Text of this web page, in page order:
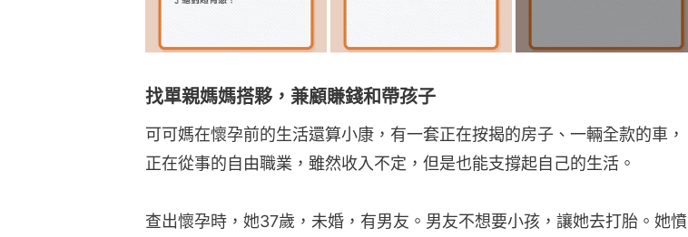
找單親媽媽搭夥，兼顧賺錢和帶孩子
可可媽在懷孕前的生活還算小康，有一套正在按揭的房子、一輛全款的車，
正在從事的自由職業，雖然收入不定，但是也能支撐起自己的生活。
查出懷孕時，她37歲，未婚，有男友。男友不想要小孩，讓她去打胎。她憤